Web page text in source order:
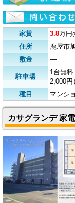
家賃 3.8万円(
住所
鹿屋市
敷金
―
駐車場
1台無
2,000円
種目 マンシ
カサグランデ 家